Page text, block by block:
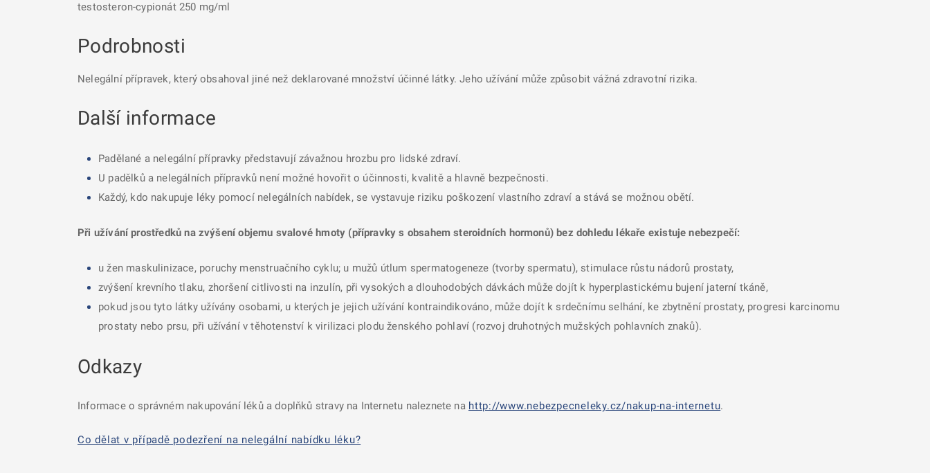
testosteron-cypionát 250 mg/ml
Podrobnosti
Nelegální přípravek, který obsahoval jiné než deklarované množství účinné látky. Jeho užívání může způsobit vážná zdravotní rizika.
Další informace
Padělané a nelegální přípravky představují závažnou hrozbu pro lidské zdraví.
U padělků a nelegálních přípravků není možné hovořit o účinnosti, kvalitě a hlavně bezpečnosti.
Každý, kdo nakupuje léky pomocí nelegálních nabídek, se vystavuje riziku poškození vlastního zdraví a stává se možnou obětí.
Při užívání prostředků na zvýšení objemu svalové hmoty (přípravky s obsahem steroidních hormonů) bez dohledu lékaře existuje nebezpečí:
u žen maskulinizace, poruchy menstruačního cyklu; u mužů útlum spermatogeneze (tvorby spermatu), stimulace růstu nádorů prostaty,
zvýšení krevního tlaku, zhoršení citlivosti na inzulín, při vysokých a dlouhodobých dávkách může dojít k hyperplastickému bujení jaterní tkáně,
pokud jsou tyto látky užívány osobami, u kterých je jejich užívání kontraindikováno, může dojít k srdečnímu selhání, ke zbytnění prostaty, progresi karcinomu
prostaty nebo prsu, při užívání v těhotenství k virilizaci plodu ženského pohlaví (rozvoj druhotných mužských pohlavních znaků).
Odkazy
Informace o správném nakupování léků a doplňků stravy na Internetu naleznete na http://www.nebezpecneleky.cz/nakup-na-internetu.
Co dělat v případě podezření na nelegální nabídku léku?